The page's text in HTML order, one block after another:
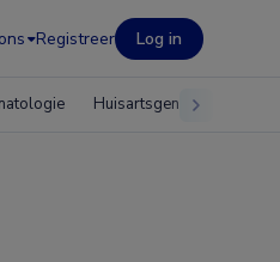
Registreer Log in
Huisartsgeneeskunde